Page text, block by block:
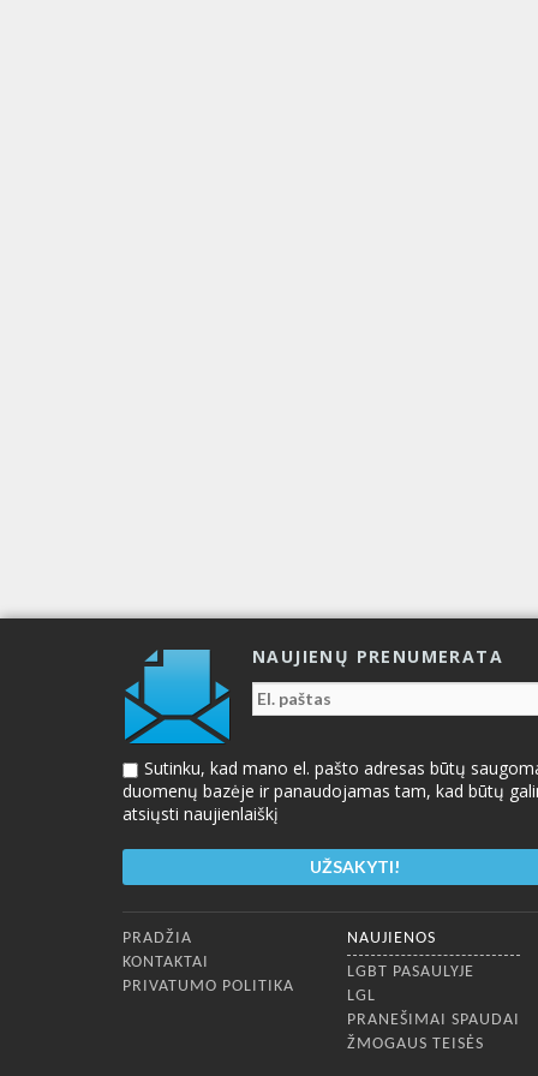
NAUJIENŲ PRENUMERATA
Sutinku, kad mano el. pašto adresas būtų
duomenų bazėje ir panaudojamas tam, kad būtų
atsiųsti naujienlaiškį
Apatinis meniu
PRADŽIA
KONTAKTAI
PRIVATUMO POLITIKA
NAUJIENOS
LGBT PASAULYJE
LGL
PRANEŠIMAI SPAUDAI
ŽMOGAUS TEISĖS